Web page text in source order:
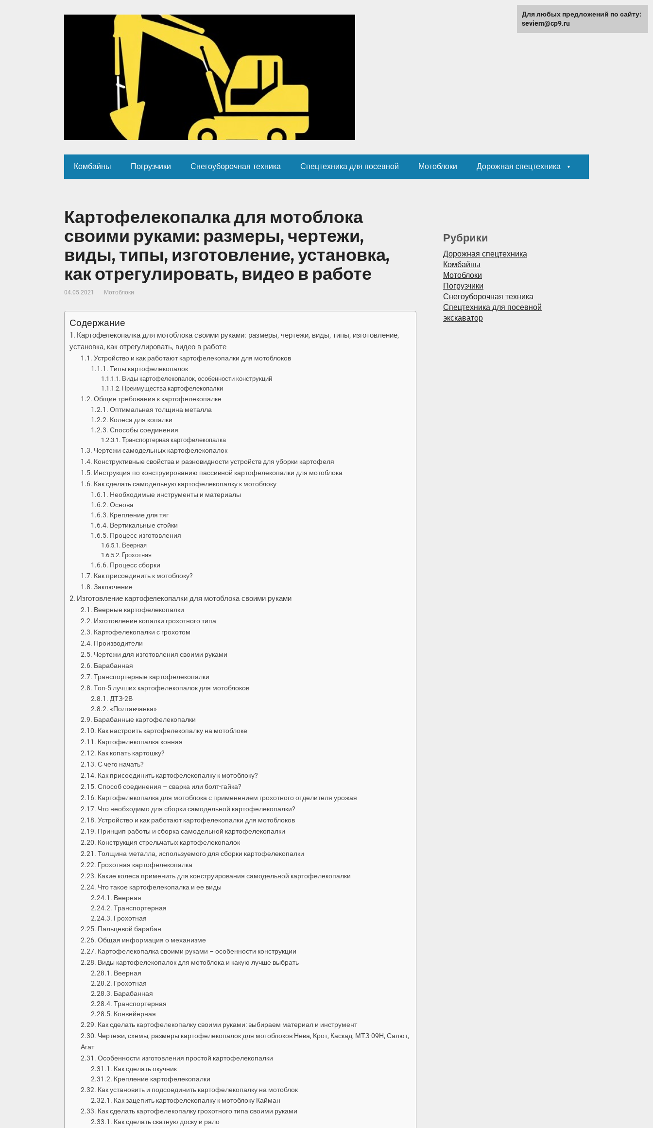
Комбайны Погрузчики Снегоуборочная техника Спецтехника для посевной Мотоблоки Дорожная спецтехника
Картофелекопалка для мотоблока
своими руками: размеры, чертежи,
виды, типы, изготовление, установка,
как отрегулировать, видео в работе
04.05.2021 Мотоблоки
Содержание
Картофелекопалка для мотоблока своими руками: размеры, чертежи, виды, типы, изготовление,
установка, как отрегулировать, видео в работе
Устройство и как работают картофелекопалки для мотоблоков
Типы картофелекопалок
Виды картофелекопалок, особенности конструкций
Преимущества картофелекопалки
Общие требования к картофелекопалке
Оптимальная толщина металла
Колеса для копалки
Способы соединения
Транспортерная картофелекопалка
Чертежи самодельных картофелекопалок
Конструктивные свойства и разновидности устройств для уборки картофеля
Инструкция по конструированию пассивной картофелекопалки для мотоблока
Как сделать самодельную картофелекопалку к мотоблоку
Необходимые инструменты и материалы
Основа
Крепление для тяг
Вертикальные стойки
Процесс изготовления
Веерная
Грохотная
Процесс сборки
Как присоединить к мотоблоку?
Заключение
Изготовление картофелекопалки для мотоблока своими руками
Веерные картофелекопалки
Изготовление копалки грохотного типа
Картофелекопалки с грохотом
Производители
Чертежи для изготовления своими руками
Барабанная
Транспортерные картофелекопалки
Топ-5 лучших картофелекопалок для мотоблоков
ДТЗ-2В
«Полтавчанка»
Барабанные картофелекопалки
Как настроить картофелекопалку на мотоблоке
Картофелекопалка конная
Как копать картошку?
С чего начать?
Как присоединить картофелекопалку к мотоблоку?
Способ соединения – сварка или болт-гайка?
Картофелекопалка для мотоблока с применением грохотного отделителя урожая
Что необходимо для сборки самодельной картофелекопалки?
Устройство и как работают картофелекопалки для мотоблоков
Принцип работы и сборка самодельной картофелекопалки
Конструкция стрельчатых картофелекопалок
Толщина металла, используемого для сборки картофелекопалки
Грохотная картофелекопалка
Какие колеса применить для конструирования самодельной картофелекопалки
Что такое картофелекопалка и ее виды
Веерная
Транспортерная
Грохотная
Пальцевой барабан
Общая информация о механизме
Картофелекопалка своими руками – особенности конструкции
Виды картофелекопалок для мотоблока и какую лучше выбрать
Веерная
Грохотная
Барабанная
Транспортерная
Конвейерная
Как сделать картофелекопалку своими руками: выбираем материал и инструмент
Чертежи, схемы, размеры картофелекопалок для мотоблоков Нева, Крот, Каскад, МТЗ-09Н, Салют,
Агат
Особенности изготовления простой картофелекопалки
Как сделать окучник
Крепление картофелекопалки
Как установить и подсоединить картофелекопалку на мотоблок
Как зацепить картофелекопалку к мотоблоку Кайман
Как сделать картофелекопалку грохотного типа своими руками
Как сделать скатную доску и рало
Рубрики
Дорожная спецтехника
Комбайны
Мотоблоки
Погрузчики
Снегоуборочная техника
Спецтехника для посевной
экскаватор
Для любых предложений по сайту:
seviem@cp9.ru